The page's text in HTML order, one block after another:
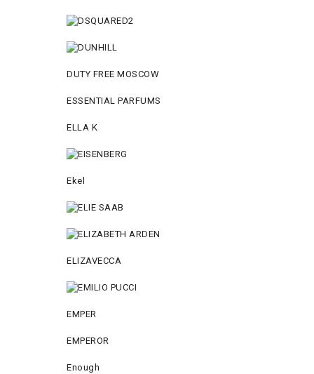
DUTY FREE MOSCOW
ESSENTIAL PARFUMS
ELLA K
Ekel
ELIZAVECCA
EMPER
EMPEROR
Enough